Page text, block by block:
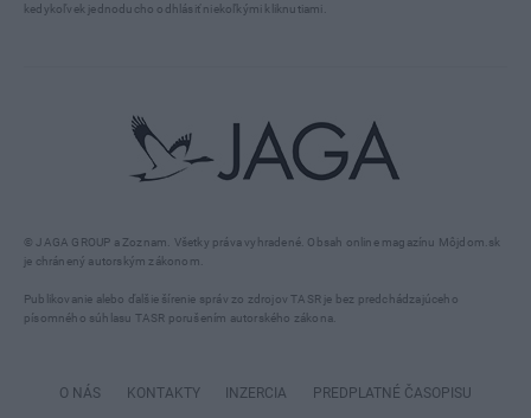
© JAGA GROUP a Zoznam. Všetky práva vyhradené. Obsah online magazínu Môjdom.sk
je chránený autorským zákonom.
Publikovanie alebo ďalšie šírenie správ zo zdrojov TASR je bez predchádzajúceho
písomného súhlasu TASR porušením autorského zákona.
kedykoľvek jednoducho odhlásiť niekoľkými kliknutiami.
O NÁS KONTAKTY INZERCIA PREDPLATNÉ ČASOPISU